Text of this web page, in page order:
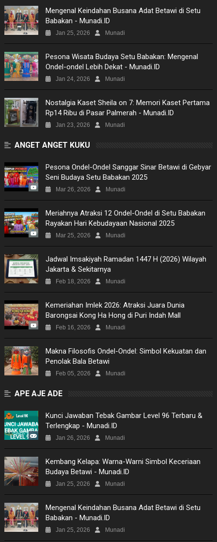
TECH
MUSIC
PICTURES
SITEMAP
Mengenal Keindahan Busana Adat Betawi di Setu
Babakan - Munadi.ID
Jan 25, 2026 Munadi
Pesona Wisata Budaya Setu Babakan: Mengenal
Ondel-ondel Lebih Dekat - Munadi.ID
Jan 24, 2026 Munadi
Nostalgia Kaset Sheila on 7: Memori Kaset Pertama
Rp14 Ribu di Pasar Palmerah - Munadi.ID
Jan 23, 2026 Munadi
ANGET ANGET KUKU
Pesona Ondel-Ondel Sanggar Sinar Betawi di Gebyar
Seni Budaya Setu Babakan 2025
Mar 26, 2026 Munadi
Meriahnya Atraksi 12 Ondel-Ondel di Setu Babakan
Rayakan Hari Kebudayaan Nasional 2025
Mar 25, 2026 Munadi
Jadwal Imsakiyah Ramadan 1447 H (2026) Wilayah
Jakarta & Sekitarnya
Feb 18, 2026 Munadi
Kemeriahan Imlek 2026: Atraksi Juara Dunia
Barongsai Kong Ha Hong di Puri Indah Mall
Feb 16, 2026 Munadi
Makna Filosofis Ondel-Ondel: Simbol Kekuatan dan
Penolak Bala Betawi
Feb 05, 2026 Munadi
APE AJE ADE
Kunci Jawaban Tebak Gambar Level 96 Terbaru &
Terlengkap - Munadi.ID
Jan 26, 2026 Munadi
Kembang Kelapa: Warna-Warni Simbol Keceriaan
Budaya Betawi - Munadi.ID
Jan 25, 2026 Munadi
Mengenal Keindahan Busana Adat Betawi di Setu
Babakan - Munadi.ID
Jan 25, 2026 Munadi